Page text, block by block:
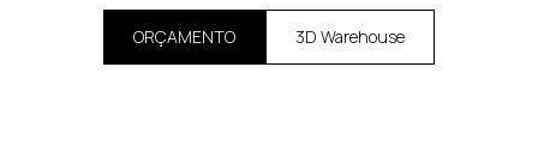
ORÇAMENTO 3D Warehouse